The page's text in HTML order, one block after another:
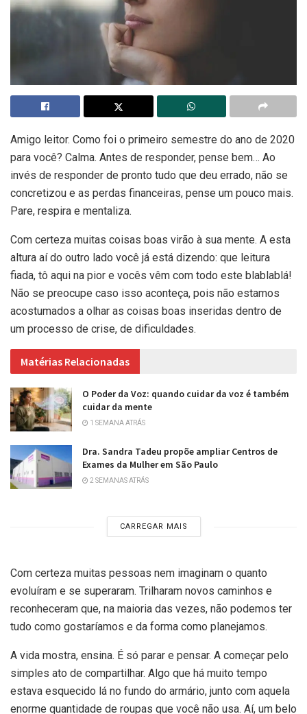
Amigo leitor. Como foi o primeiro semestre do ano de 2020
para você? Calma. Antes de responder, pense bem… Ao
invés de responder de pronto tudo que deu errado, não se
concretizou e as perdas financeiras, pense um pouco mais.
Pare, respira e mentaliza.
Com certeza muitas coisas boas virão à sua mente. A esta
altura aí do outro lado você já está dizendo: que leitura
fiada, tô aqui na pior e vocês vêm com todo este blablablá!
Não se preocupe caso isso aconteça, pois não estamos
acostumados a olhar as coisas boas inseridas dentro de
um processo de crise, de dificuldades.
Matérias Relacionadas
O Poder da Voz: quando cuidar da voz é também
cuidar da mente
1 SEMANA ATRÁS
Dra. Sandra Tadeu propõe ampliar Centros de
Exames da Mulher em São Paulo
2 SEMANAS ATRÁS
CARREGAR MAIS
Com certeza muitas pessoas nem imaginam o quanto
evoluíram e se superaram. Trilharam novos caminhos e
reconheceram que, na maioria das vezes, não podemos ter
tudo como gostaríamos e da forma como planejamos.
A vida mostra, ensina. É só parar e pensar. A começar pelo
simples ato de compartilhar. Algo que há muito tempo
estava esquecido lá no fundo do armário, junto com aquela
enorme quantidade de roupas que você não usa. Aí, um belo